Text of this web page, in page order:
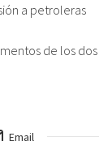
a petroleras
de los dos
Email